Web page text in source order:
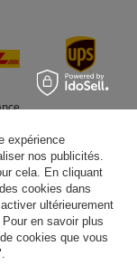
expérience
nos publicités.
cela. En cliquant
cookies dans
ultérieurement
en savoir plus
cookies que vous